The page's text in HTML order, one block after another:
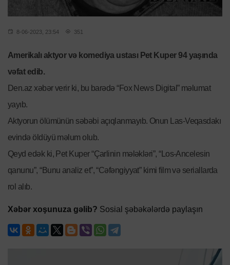
8-06-2023, 23:54 351
Amerikalı aktyor və komediya ustası Pet Kuper 94 yaşında
vəfat edib.
Den.az xəbər verir ki, bu barədə “Fox News Digital” məlumat
yayıb.
Aktyorun ölümünün səbəbi açıqlanmayıb. Onun Las-Veqasdakı
evində öldüyü məlum olub.
Qeyd edək ki, Pet Kuper “Çarlinin mələkləri”, “Los-Ancelesin
qanunu”, “Bunu analiz et”, “Cəfəngiyyat” kimi film və seriallarda
rol alıb.
Xəbər xoşunuza gəlib? Sosial şəbəkələrdə paylaşın